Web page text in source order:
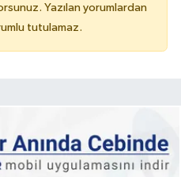
Yazılan yorumlardan
tutulamaz.